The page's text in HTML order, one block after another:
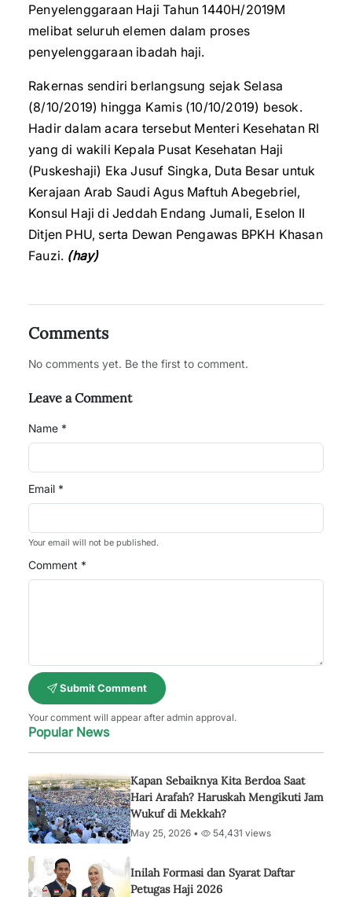
Penyelenggaraan Haji Tahun 1440H/2019M
melibat seluruh elemen dalam proses
penyelenggaraan ibadah haji.
Rakernas sendiri berlangsung sejak Selasa
(8/10/2019) hingga Kamis (10/10/2019) besok.
Hadir dalam acara tersebut Menteri Kesehatan RI
yang di wakili Kepala Pusat Kesehatan Haji
(Puskeshaji) Eka Jusuf Singka, Duta Besar untuk
Kerajaan Arab Saudi Agus Maftuh Abegebriel,
Konsul Haji di Jeddah Endang Jumali, Eselon II
Ditjen PHU, serta Dewan Pengawas BPKH Khasan
Fauzi. (hay)
Comments
No comments yet. Be the first to comment.
Leave a Comment
Name *
Email *
Your email will not be published.
Comment *
Submit Comment
Your comment will appear after admin approval.
Popular News
Kapan Sebaiknya Kita Berdoa Saat
Hari Arafah? Haruskah Mengikuti Jam
Wukuf di Mekkah?
May 25, 2026 • 54,431 views
Inilah Formasi dan Syarat Daftar
Petugas Haji 2026